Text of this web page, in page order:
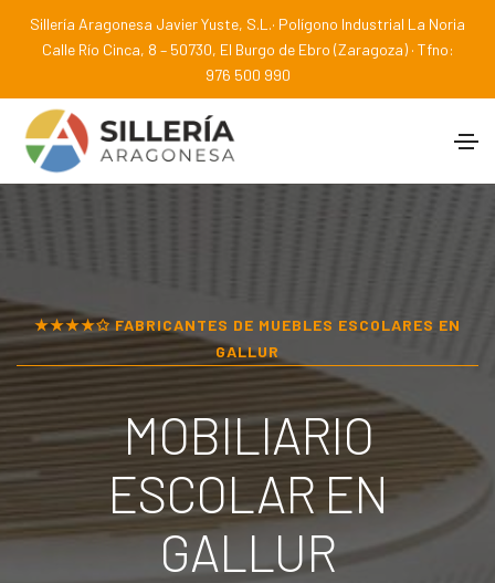
Sillería Aragonesa Javier Yuste, S.L.· Polígono Industrial La Noria
Calle Río Cinca, 8 – 50730, El Burgo de Ebro (Zaragoza) · Tfno:
976 500 990
★★★★✩ FABRICANTES DE MUEBLES ESCOLARES EN
GALLUR
MOBILIARIO
ESCOLAR EN
GALLUR